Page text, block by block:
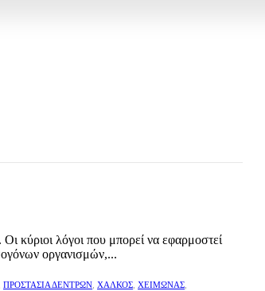
κύριοι λόγοι που μπορεί να εφαρμοστεί
οργανισμών,...
ΠΡΟΣΤΑΣΊΑ ΔΈΝΤΡΩΝ, ΧΑΛΚΌΣ, ΧΕΙΜΏΝΑΣ,